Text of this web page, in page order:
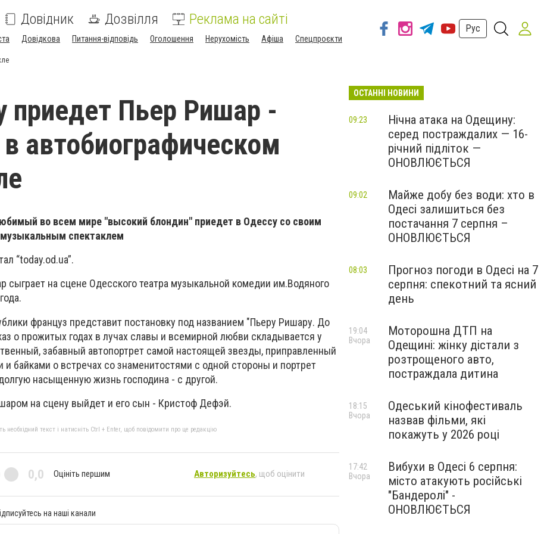
Довідник Дозвілля Реклама на сайті
Довідкова Питання-відповідь Оголошення Нерухомість Афіша Спецпроєкти
Рус
приедет Пьер Ришар -
автобиографическом
во всем мире "высокий блондин" приедет в Одессу со своим
спектаклем
“today.od.ua”.
сыграет на сцене Одесского театра музыкальной комедии им.Водяного
француз представит постановку под названием "Пьеру Ришару. До
о прожитых годах в лучах славы и всемирной любви складывается у
забавный автопортрет самой настоящей звезды, приправленный
байками о встречах со знаменитостями с одной стороны и портрет
насыщенную жизнь господина - с другой.
на сцену выйдет и его сын - Кристоф Дефэй.
необхідний текст і натисніть Ctrl + Enter, щоб повідомити про це редакцію
0,0 Оцініть першим Авторизуйтесь, щоб оцінити
на наші канали
ОСТАННІ НОВИНИ
Нічна атака на Одещину:
серед постраждалих — 16-
річний підліток —
ОНОВЛЮЄТЬСЯ
09:23
Майже добу без води: хто в
Одесі залишиться без
постачання 7 серпня –
ОНОВЛЮЄТЬСЯ
09:02
Прогноз погоди в Одесі на 7
серпня: спекотний та ясний
день
08:03
Моторошна ДТП на
Одещині: жінку дістали з
розтрощеного авто,
постраждала дитина
19:04
Вчора
Одеський кінофестиваль
назвав фільми, які
покажуть у 2026 році
18:15
Вчора
Вибухи в Одесі 6 серпня:
місто атакують російські
"Бандеролі" -
ОНОВЛЮЄТЬСЯ
17:42
Вчора